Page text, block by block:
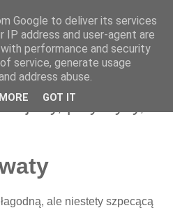
objawy, przyczyny,
ale niestety szpecącą
Google to deliver its services
IP address and user-agent are
performance and security
service, generate usage
address abuse.
GOT IT